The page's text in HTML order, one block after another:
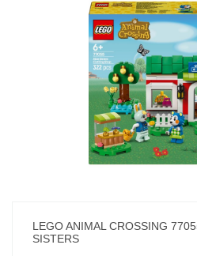
LEGO ANIMAL CROSSING
SISTERS